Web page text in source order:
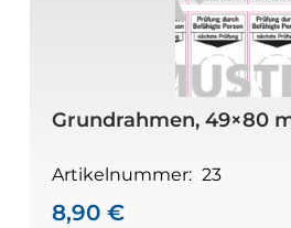
Grundrahmen, 49×80
Artikelnummer: 23
8,90 €